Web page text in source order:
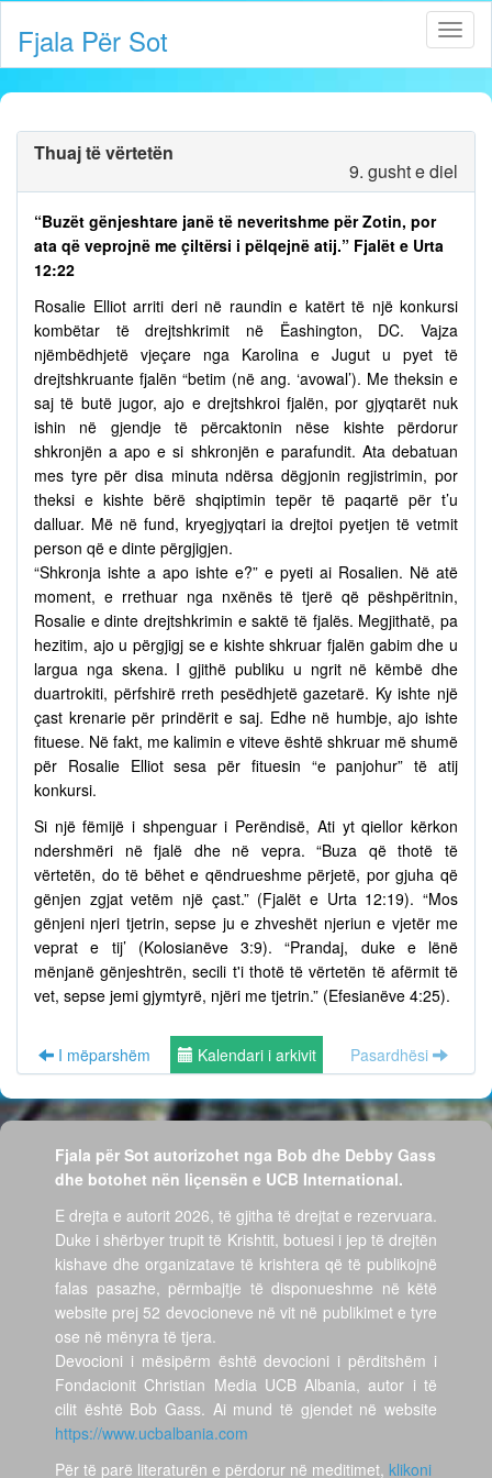
Fjala Për Sot
Thuaj të vërtetën
9. gusht e diel
“Buzët gënjeshtare janë të neveritshme për Zotin, por
ata që veprojnë me çiltërsi i pëlqejnë atij.” Fjalët e Urta
12:22
Rosalie Elliot arriti deri në raundin e katërt të një konkursi
kombëtar të drejtshkrimit në Ëashington, DC. Vajza
njëmbëdhjetë vjeçare nga Karolina e Jugut u pyet të
drejtshkruante fjalën “betim (në ang. ‘avowal’). Me theksin e
saj të butë jugor, ajo e drejtshkroi fjalën, por gjyqtarët nuk
ishin në gjendje të përcaktonin nëse kishte përdorur
shkronjën a apo e si shkronjën e parafundit. Ata debatuan
mes tyre për disa minuta ndërsa dëgjonin regjistrimin, por
theksi e kishte bërë shqiptimin tepër të paqartë për t’u
dalluar. Më në fund, kryegjyqtari ia drejtoi pyetjen të vetmit
person që e dinte përgjigjen.
“Shkronja ishte a apo ishte e?” e pyeti ai Rosalien. Në atë
moment, e rrethuar nga nxënës të tjerë që pëshpëritnin,
Rosalie e dinte drejtshkrimin e saktë të fjalës. Megjithatë, pa
hezitim, ajo u përgjigj se e kishte shkruar fjalën gabim dhe u
largua nga skena. I gjithë publiku u ngrit në këmbë dhe
duartrokiti, përfshirë rreth pesëdhjetë gazetarë. Ky ishte një
çast krenarie për prindërit e saj. Edhe në humbje, ajo ishte
fituese. Në fakt, me kalimin e viteve është shkruar më shumë
për Rosalie Elliot sesa për fituesin “e panjohur” të atij
konkursi.
Si një fëmijë i shpenguar i Perëndisë, Ati yt qiellor kërkon
ndershmëri në fjalë dhe në vepra. “Buza që thotë të
vërtetën, do të bëhet e qëndrueshme përjetë, por gjuha që
gënjen zgjat vetëm një çast.” (Fjalët e Urta 12:19). “Mos
gënjeni njeri tjetrin, sepse ju e zhveshët njeriun e vjetër me
veprat e tij’ (Kolosianëve 3:9). “Prandaj, duke e lënë
mënjanë gënjeshtrën, secili t'i thotë të vërtetën të afërmit të
vet, sepse jemi gjymtyrë, njëri me tjetrin.” (Efesianëve 4:25).
I mëparshëm Kalendari i arkivit Pasardhësi
Fjala për Sot autorizohet nga Bob dhe Debby Gass
dhe botohet nën liçensën e UCB International.
E drejta e autorit 2026, të gjitha të drejtat e rezervuara.
Duke i shërbyer trupit të Krishtit, botuesi i jep të drejtën
kishave dhe organizatave të krishtera që të publikojnë
falas pasazhe, përmbajtje të disponueshme në këtë
website prej 52 devocioneve në vit në publikimet e tyre
ose në mënyra të tjera.
Devocioni i mësipërm është devocioni i përditshëm i
Fondacionit Christian Media UCB Albania, autor i të
cilit është Bob Gass. Ai mund të gjendet në website
https://www.ucbalbania.com
Për të parë literaturën e përdorur në meditimet, klikoni